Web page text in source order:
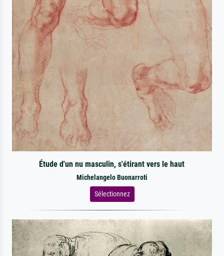
Étude d'un nu masculin, s'étirant vers le haut
Michelangelo Buonarroti
Sélectionnez